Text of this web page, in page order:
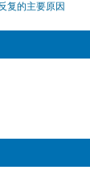
复的主要原因